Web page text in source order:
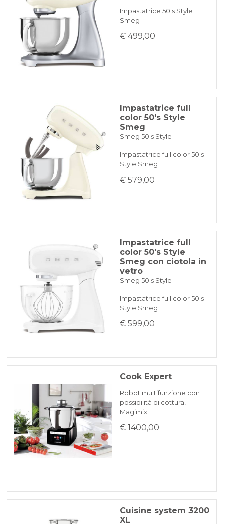
Impastatrice 50's Style
Smeg
€ 499,00
Impastatrice full
color 50's Style
Smeg
Smeg 50's Style
Impastatrice full color 50's
Style Smeg
€ 579,00
Impastatrice full
color 50's Style
Smeg con ciotola in
vetro
Smeg 50's Style
Impastatrice full color 50's
Style Smeg
€ 599,00
Cook Expert
Robot multifunzione con
possibilità di cottura,
Magimix
€ 1400,00
Cuisine system 3200
XL